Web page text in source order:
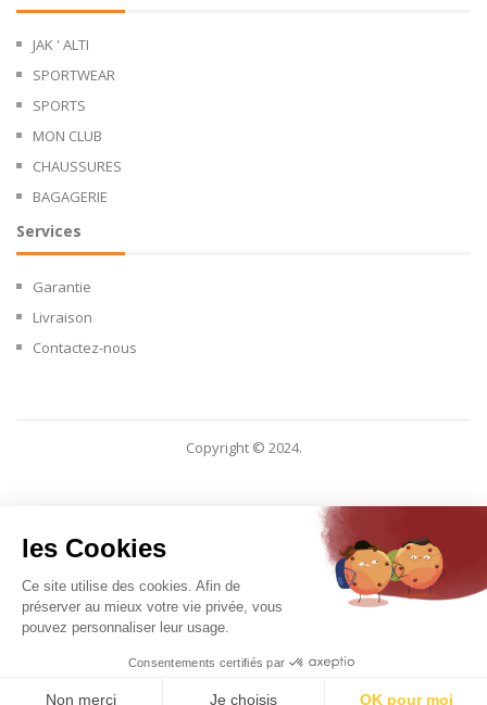
JAK ' ALTI
SPORTWEAR
SPORTS
MON CLUB
CHAUSSURES
BAGAGERIE
Services
Garantie
Livraison
Contactez-nous
Copyright © 2024.
les Cookies
Ce site utilise des cookies. Afin de
préserver au mieux votre vie privée, vous
pouvez personnaliser leur usage.
Consentements certifiés par
Non merci Je choisis OK pour moi